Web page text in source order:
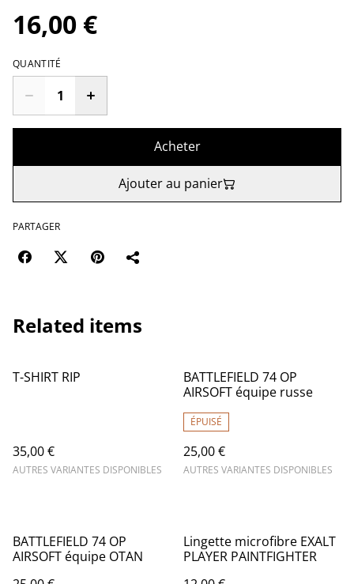
16,00 €
QUANTITÉ
Acheter
Ajouter au panier
PARTAGER
Related items
T-SHIRT RIP
35,00 €
AUTRES VARIANTES DISPONIBLES
BATTLEFIELD 74 OP
AIRSOFT équipe russe
ÉPUISÉ
25,00 €
AUTRES VARIANTES DISPONIBLES
BATTLEFIELD 74 OP
AIRSOFT équipe OTAN
Lingette microfibre EXALT
PLAYER PAINTFIGHTER